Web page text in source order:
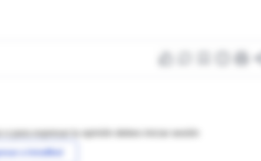
para expresar tu opinión debes iniciar sesión
a IntraMed